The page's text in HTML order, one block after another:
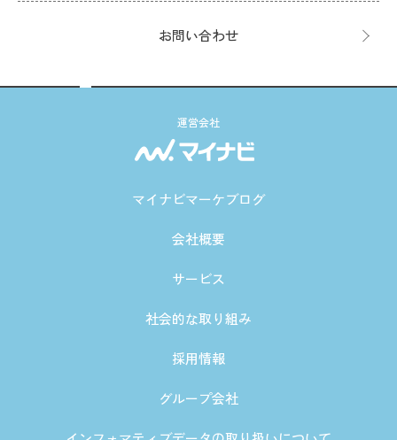
お問い合わせ
運営会社
マイナビマーケブログ
会社概要
サービス
社会的な取り組み
採用情報
グループ会社